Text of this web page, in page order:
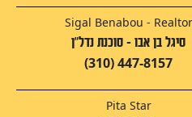
Sigal Benabou - Realtor
סיגל בן אבו - סוכנת נדל"ן
(310) 447-8157
Pita Star